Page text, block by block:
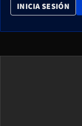
INICIA SESIÓN